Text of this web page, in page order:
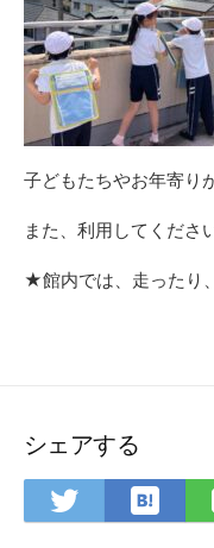
子どもたちやお年寄り
また、利用してくださ
★館内では、走ったり
シェアする
Twitter
で
は
て